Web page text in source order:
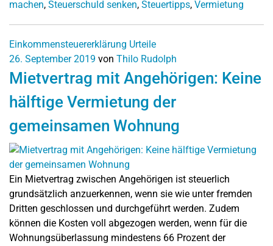
machen, Steuerschuld senken, Steuertipps, Vermietung
Einkommensteuererklärung Urteile
26. September 2019 von Thilo Rudolph
Mietvertrag mit Angehörigen: Keine
hälftige Vermietung der
gemeinsamen Wohnung
Ein Mietvertrag zwischen Angehörigen ist steuerlich
grundsätzlich anzuerkennen, wenn sie wie unter fremden
Dritten geschlossen und durchgeführt werden. Zudem
können die Kosten voll abgezogen werden, wenn für die
Wohnungsüberlassung mindestens 66 Prozent der